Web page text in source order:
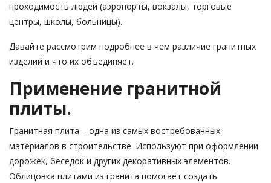
проходимость людей (аэропорты, вокзалы, торговые
центры, школы, больницы).
Давайте рассмотрим подробнее в чем различие гранитных
изделий и что их объединяет.
Применение гранитной
плиты.
Гранитная плита – одна из самых востребованных
материалов в строительстве. Используют при оформлении
дорожек, беседок и других декоративных элементов.
Облицовка плитами из гранита помогает создать